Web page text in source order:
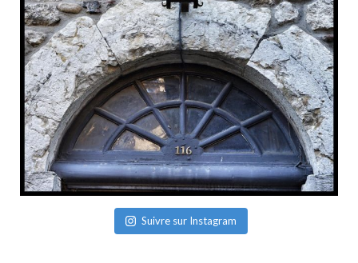
Suivre sur Instagram